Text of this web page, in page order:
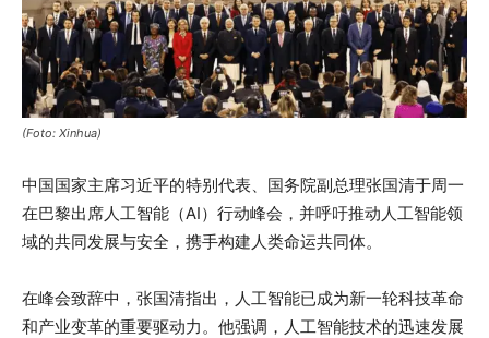
(Foto: Xinhua)
中国国家主席习近平的特别代表、国务院副总理张国清于周一
在巴黎出席人工智能（AI）行动峰会，并呼吁推动人工智能领
域的共同发展与安全，携手构建人类命运共同体。
在峰会致辞中，张国清指出，人工智能已成为新一轮科技革命
和产业变革的重要驱动力。他强调，人工智能技术的迅速发展